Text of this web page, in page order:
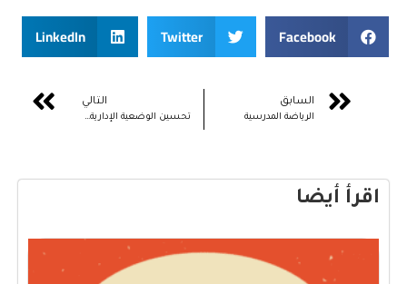
Facebook
Twitter
LinkedIn
السابق
الرياضة المدرسية
التالي
تحسين الوضعية الإدارية والاجتماعية لموظفي وزارة التضامن والادماج الاجتماعي والأسرة
اقرأ أيضا